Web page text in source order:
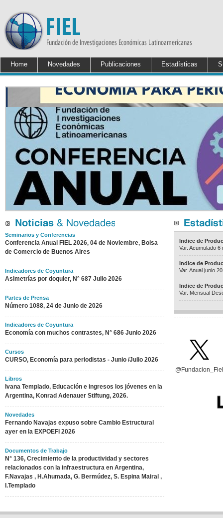
Home Novedades Publicaciones Estadísticas
Seminarios y Conferencias
Conferencia Anual FIEL 2026, 04 de Noviembre, Bolsa
de Comercio de Buenos Aires
Indicadores de Coyuntura
Asimetrías por doquier, N° 687 Julio 2026
Partes de Prensa
Número 1088, 24 de Junio de 2026
Indicadores de Coyuntura
Economía con muchos contrastes, N° 686 Junio 2026
Cursos
CURSO, Economía para periodistas - Junio /Julio 2026
Libros
Ivana Templado, Educación e ingresos los jóvenes en la
Argentina, Konrad Adenauer Stiftung, 2026.
Novedades
Fernando Navajas expuso sobre Cambio Estructural
ayer en la EXPOEFI 2026
Documentos de Trabajo
N° 136, Crecimiento de la productividad y sectores
relacionados con la infraestructura en Argentina,
F.Navajas , H.Ahumada, G. Bermúdez, S. Espina Mairal ,
I.Templado
Indice de
Var. Acumulado
Indice de
Var. Anual junio
Indice de
Var. Mensual